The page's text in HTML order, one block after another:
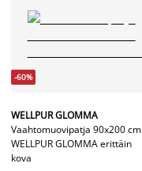
-60%
WELLPUR GLOMMA
Vaahtomuovipatja 90x200 cm
WELLPUR GLOMMA erittäin
kova